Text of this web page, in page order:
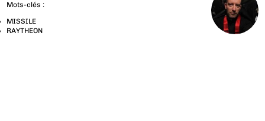
Mots-clés :
MISSILE
RAYTHEON